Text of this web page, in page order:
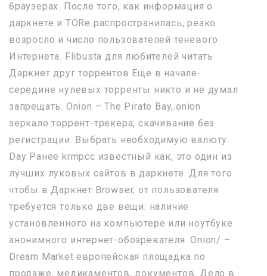
браузерах. После того, как информация о
даркнете и TORе распространилась, резко
возросло и число пользователей теневого
Интернета. Flibusta для любителей читать
Даркнет друг торрентов Еще в начале-
середине нулевых торренты никто и не думал
запрещать. Onion – The Pirate Bay,.onion
зеркало торрент-трекера, скачивание без
регистрации. Выбрать необходимую валюту.
Day Ранее krmpcc известный как, это один из
лучших луковых сайтов в даркнете. Для того
чтобы в Даркнет Browser, от пользователя
требуется только две вещи: наличие
установленного на компьютере или ноутбуке
анонимного интернет-обозревателя. Onion/ –
Dream Market европейская площадка по
продаже, медикаментов, документов. Дело в